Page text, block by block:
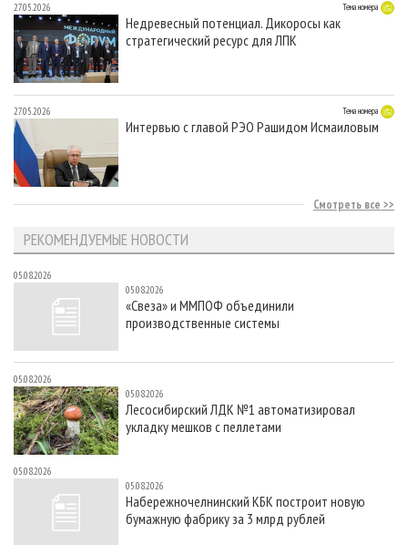
27.05.2026 Тема номера
Недревесный потенциал. Дикоросы как
стратегический ресурс для ЛПК
27.05.2026 Тема номера
Интервью с главой РЭО Рашидом Исмаиловым
Смотреть все
РЕКОМЕНДУЕМЫЕ НОВОСТИ
05.08.2026
05.08.2026
«Свеза» и ММПОФ объединили
производственные системы
05.08.2026
05.08.2026
Лесосибирский ЛДК №1 автоматизировал
укладку мешков с пеллетами
05.08.2026
05.08.2026
Набережночелнинский КБК построит новую
бумажную фабрику за 3 млрд рублей